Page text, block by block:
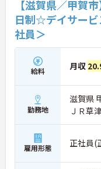
【滋賀県／甲賀
日制☆デイサービ
社員＞
給料 月収
勤務地
滋賀県
ＪＲ草
雇用形態 正社員(